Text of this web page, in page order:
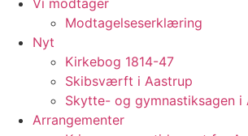
Vi modtager
Modtagelseserklæring
Nyt
Kirkebog 1814-47
Skibsværft i Aastrup
Skytte- og gymnastiksagen i
Arrangementer